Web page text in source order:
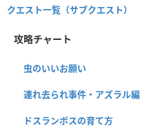
クエスト一覧（サブクエスト）
攻略チャート
虫のいいお願い
連れ去られ事件・アズラル編
ドスランポスの育て方